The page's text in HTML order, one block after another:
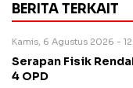
BERITA TERKAIT
Kamis, 6 Agustus 2026 -
Serapan Fisik
4 OPD